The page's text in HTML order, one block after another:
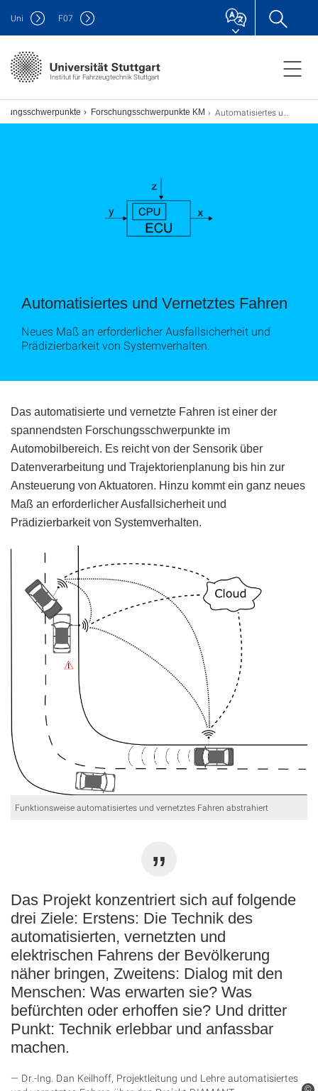
Institut für Fahrzeugtechnik Stuttgart
Uni F07
Forschungsschwerpunkte KM Automatisiertes und vernetztes Fahren
Automatisiertes und Vernetztes Fahren
Neues Maß an erforderlicher Ausfallsicherheit und
Prädizierbarkeit von Systemverhalten.
Das automatisierte und vernetzte Fahren ist einer der
spannendsten Forschungsschwerpunkte im
Automobilbereich. Es reicht von der Sensorik über
Datenverarbeitung und Trajektorienplanung bis hin zur
Ansteuerung von Aktuatoren. Hinzu kommt ein ganz neues
Maß an erforderlicher Ausfallsicherheit und
Prädizierbarkeit von Systemverhalten.
Funktionsweise automatisiertes und vernetztes Fahren abstrahiert
Das Projekt konzentriert sich auf folgende
drei Ziele: Erstens: Die Technik des
automatisierten, vernetzten und
elektrischen Fahrens der Bevölkerung
näher bringen, Zweitens: Dialog mit den
Menschen: Was erwarten sie? Was
befürchten oder erhoffen sie? Und dritter
Punkt: Technik erlebbar und anfassbar
machen.
Dr.-Ing. Dan Keilhoff, Projektleitung und Lehre automatisiertes